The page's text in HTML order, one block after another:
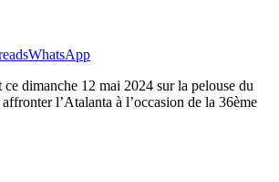
WhatsApp
dimanche 12 mai 2024 sur la pelouse du
l’Atalanta à l’occasion de la 36ème